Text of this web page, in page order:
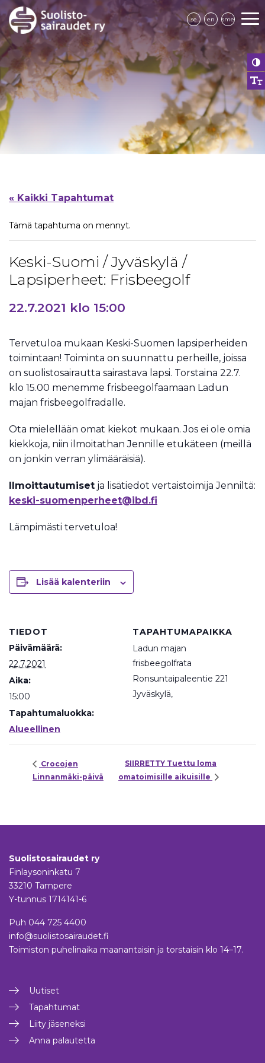
se en sme
« Kaikki Tapahtumat
Tämä tapahtuma on mennyt.
Keski-Suomi / Jyväskylä /
Lapsiperheet: Frisbeegolf
22.7.2021 klo 15:00
Tervetuloa mukaan Keski-Suomen lapsiperheiden
toimintaan! Toiminta on suunnattu perheille, joissa
on suolistosairautta sairastava lapsi. Torstaina 22.7.
klo 15.00 menemme frisbeegolfaamaan Ladun
majan frisbeegolfradalle.
Ota mielellään omat kiekot mukaan. Jos ei ole omia
kiekkoja, niin ilmoitathan Jennille etukäteen (meillä
on jonkin verran ylimääräisiä).
Ilmoittautumiset ja lisätiedot vertaistoimija Jenniltä:
keski-suomenperheet@ibd.fi
Lämpimästi tervetuloa!
Lisää kalenteriin
TIEDOT
Päivämäärä:
22.7.2021
Aika:
15:00
Tapahtumaluokka:
Alueellinen
TAPAHTUMAPAIKKA
Ladun majan
frisbeegolfrata
Ronsuntaipaleentie 221
Jyväskylä,
Crocojen
Linnanmäki-päivä
SIIRRETTY Tuettu loma
omatoimisille aikuisille
Suolistosairaudet ry
Finlaysoninkatu 7
33210 Tampere
Y-tunnus 1714141-6
Puh 044 725 4400
info@suolistosairaudet.fi
Toimiston puhelinaika maanantaisin ja torstaisin klo 14–17.
Uutiset
Tapahtumat
Liity jäseneksi
Anna palautetta